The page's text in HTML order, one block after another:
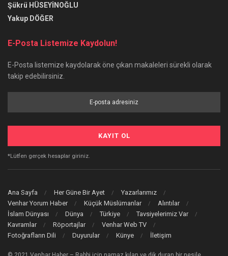
Şükrü HÜSEYİNOĞLU
Yakup DÖĞER
E-Posta Listemize Kaydolun!
E-Posta listemize kaydolarak öne çıkan makaleleri sürekli olarak
takip edebilirsiniz.
*Lütfen gerçek hesaplar giriniz.
Ana Sayfa Her Güne Bir Ayet
Yazarlarımız
Venhar Yorum Haber
Küçük Müslümanlar
Alıntılar
İslam Dünyası
Dünya Türkiye
Tavsiyelerimiz Var
Kavramlar
Röportajlar
Venhar Web TV
Fotoğrafların Dili
Duyurular Künye İletişim